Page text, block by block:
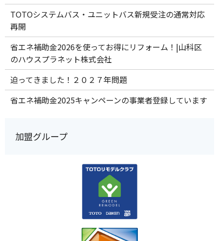
TOTOシステムバス・ユニットバス新規受注の通常対応
再開
省エネ補助金2026を使ってお得にリフォーム！|山科区
のハウスプラネット株式会社
迫ってきました！２０２７年問題
省エネ補助金2025キャンペーンの事業者登録しています
加盟グループ